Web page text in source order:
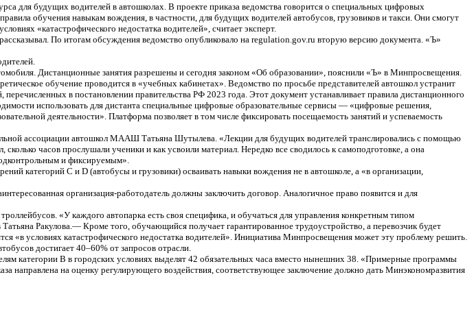
для будущих водителей в автошколах. В проекте приказа ведомства говорится о специальных цифровых
обучения навыкам вождения, в частности, для будущих водителей автобусов, грузовиков и такси. Они смогут
«катастрофического недостатка водителей», считает эксперт.
По итогам обсуждения ведомство опубликовало на regulation.gov.ru вторую версию документа. «Ъ»
Дистанционные занятия разрешены и сегодня законом «Об образовании», пояснили «Ъ» в Минпросвещения.
обучение проводится в «учебных кабинетах». Ведомство по просьбе представителей автошкол устранит
в постановлении правительства РФ 2023 года. Этот документ устанавливает правила дистанционного
использовать для дистанта специальные цифровые образовательные сервисы — «цифровые решения,
деятельности». Платформа позволяет в том числе фиксировать посещаемость занятий и успеваемость
ассоциации автошкол МААШ Татьяна Шутылева. «Лекции для будущих водителей транслировались с помощью
часов прослушали ученики и как усвоили материал. Нередко все сводилось к самоподготовке, а она
и фиксируемым».
категорий C и D (автобусы и грузовики) осваивать навыки вождения не в автошколе, а «в организации,
организация-работодатель должны заключить договор. Аналогичное право появится и для
«У каждого автопарка есть своя специфика, и обучаться для управления конкретным типом
Ракулова.— Кроме того, обучающийся получает гарантированное трудоустройство, а перевозчик будет
«в условиях катастрофического недостатка водителей». Инициатива Минпросвещения может эту проблему решить.
достигает 40–60% от запросов отрасли.
категории B в городских условиях выделят 42 обязательных часа вместо нынешних 38. «Примерные программы
направлена на оценку регулирующего воздействия, соответствующее заключение должно дать Минэкономразвития